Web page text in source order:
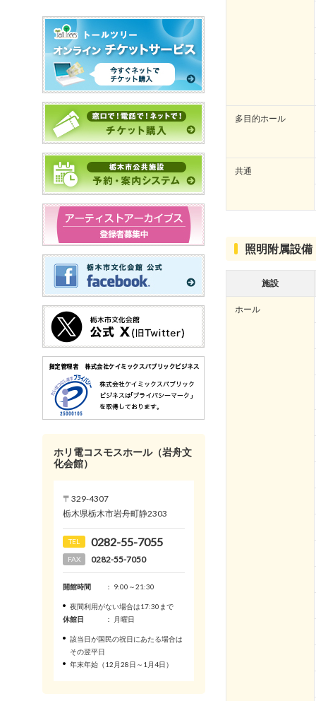
多目的ホール
共通
照明附属設備
施設
ホール
ホリ電コスモスホール（岩舟文
化会館）
〒329-4307
栃木県栃木市岩舟町静2303
TEL 0282-55-7055
FAX 0282-55-7050
開館時間 ： 9:00～21:30
夜間利用がない場合は17:30まで
休館日
： 月曜日
該当日が国民の祝日にあたる場合は
その翌平日
年末年始（12月28日～1月4日）